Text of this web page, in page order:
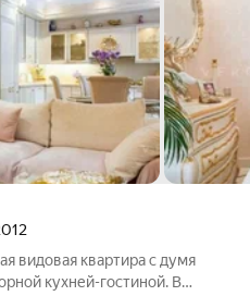
видовая квартира с думя
кухней-гостиной. В